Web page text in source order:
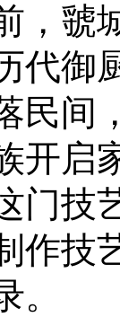
，虢
代御
民间
开启
门技
作技